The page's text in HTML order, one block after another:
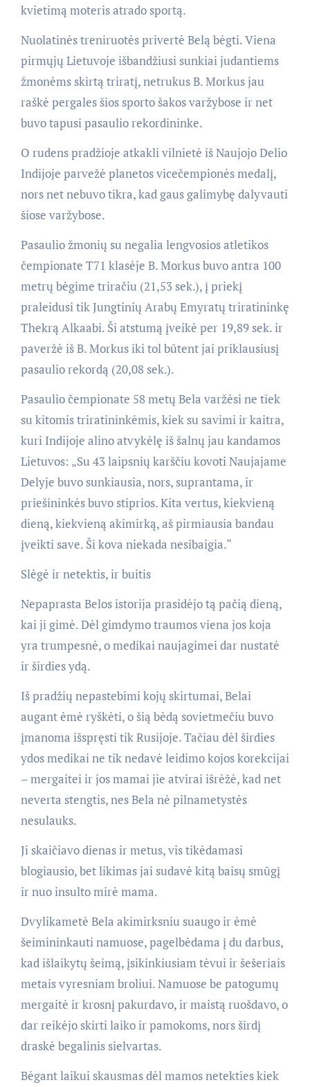
kvietimą moteris atrado sportą.
Nuolatinės treniruotės privertė Belą bėgti. Viena
pirmųjų Lietuvoje išbandžiusi sunkiai judantiems
žmonėms skirtą triratį, netrukus B. Morkus jau
raškė pergales šios sporto šakos varžybose ir net
buvo tapusi pasaulio rekordininke.
O rudens pradžioje atkakli vilnietė iš Naujojo Delio
Indijoje parvežė planetos vicečempionės medalį,
nors net nebuvo tikra, kad gaus galimybę dalyvauti
šiose varžybose.
Pasaulio žmonių su negalia lengvosios atletikos
čempionate T71 klasėje B. Morkus buvo antra 100
metrų bėgime triračiu (21,53 sek.), į priekį
praleidusi tik Jungtinių Arabų Emyratų triratininkę
Thekrą Alkaabi. Ši atstumą įveikė per 19,89 sek. ir
paveržė iš B. Morkus iki tol būtent jai priklausiusį
pasaulio rekordą (20,08 sek.).
Pasaulio čempionate 58 metų Bela varžėsi ne tiek
su kitomis triratininkėmis, kiek su savimi ir kaitra,
kuri Indijoje alino atvykėlę iš šalnų jau kandamos
Lietuvos: „Su 43 laipsnių karščiu kovoti Naujajame
Delyje buvo sunkiausia, nors, suprantama, ir
priešininkės buvo stiprios. Kita vertus, kiekvieną
dieną, kiekvieną akimirką, aš pirmiausia bandau
įveikti save. Ši kova niekada nesibaigia.“
Slėgė ir netektis, ir buitis
Nepaprasta Belos istorija prasidėjo tą pačią dieną,
kai ji gimė. Dėl gimdymo traumos viena jos koja
yra trumpesnė, o medikai naujagimei dar nustatė
ir širdies ydą.
Iš pradžių nepastebimi kojų skirtumai, Belai
augant ėmė ryškėti, o šią bėdą sovietmečiu buvo
įmanoma išspręsti tik Rusijoje. Tačiau dėl širdies
ydos medikai ne tik nedavė leidimo kojos korekcijai
– mergaitei ir jos mamai jie atvirai išrėžė, kad net
neverta stengtis, nes Bela nė pilnametystės
nesulauks.
Ji skaičiavo dienas ir metus, vis tikėdamasi
blogiausio, bet likimas jai sudavė kitą baisų smūgį
ir nuo insulto mirė mama.
Dvylikametė Bela akimirksniu suaugo ir ėmė
šeimininkauti namuose, pagelbėdama į du darbus,
kad išlaikytų šeimą, įsikinkiusiam tėvui ir šešeriais
metais vyresniam broliui. Namuose be patogumų
mergaitė ir krosnį pakurdavo, ir maistą ruošdavo, o
dar reikėjo skirti laiko ir pamokoms, nors širdį
draskė begalinis sielvartas.
Bėgant laikui skausmas dėl mamos netekties kiek